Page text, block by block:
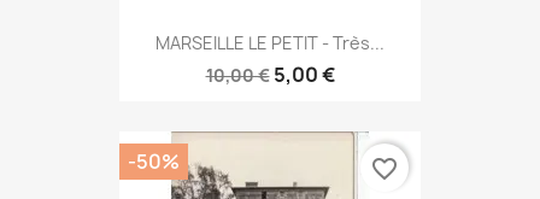
MARSEILLE LE PETIT - Très...
10,00 € 5,00 €
-50% favorite_border